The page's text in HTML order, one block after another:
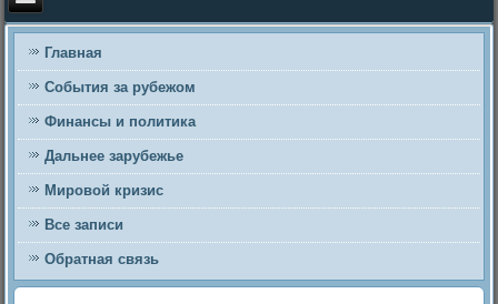
Главная
События за рубежом
Финансы и политика
Дальнее зарубежье
Мировой кризис
Все записи
Обратная связь